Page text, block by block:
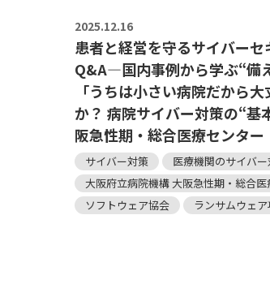
2025.12.16
患者と経営を守るサイバーセ
Q&A―国内事例から学ぶ“備
「うちは小さい病院だから
か？ 病院サイバー対策の“基
阪急性期・総合医療センター
サイバー対策 医療機関のサイバ
大阪府立病院機構 大阪急性期・総合医
ソフトウェア協会
ランサムウェ